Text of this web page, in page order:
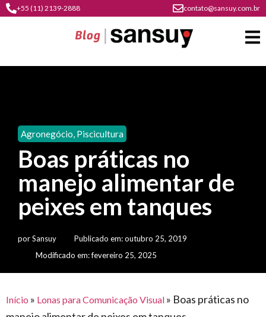
+55 (11) 2139-2888 contato@sansuy.com.br
contato
cultura
do
plástico
institucional
materiais
gratuitos
eventos
Agronegócio
psicultura
soluções
em
soluções
para
agronegócio
Coberturas
barracas
toldos
comunicação
visual
construção
Transporte
e logística
armazenagem
Agronegócio, Piscicultura
Boas práticas no
manejo alimentar de
peixes em tanques
porSansuy Publicado em:outubro 25, 2019
Modificado em: fevereiro 25, 2025
Início » Lonas para Comunicação Visual » Boas práticas no